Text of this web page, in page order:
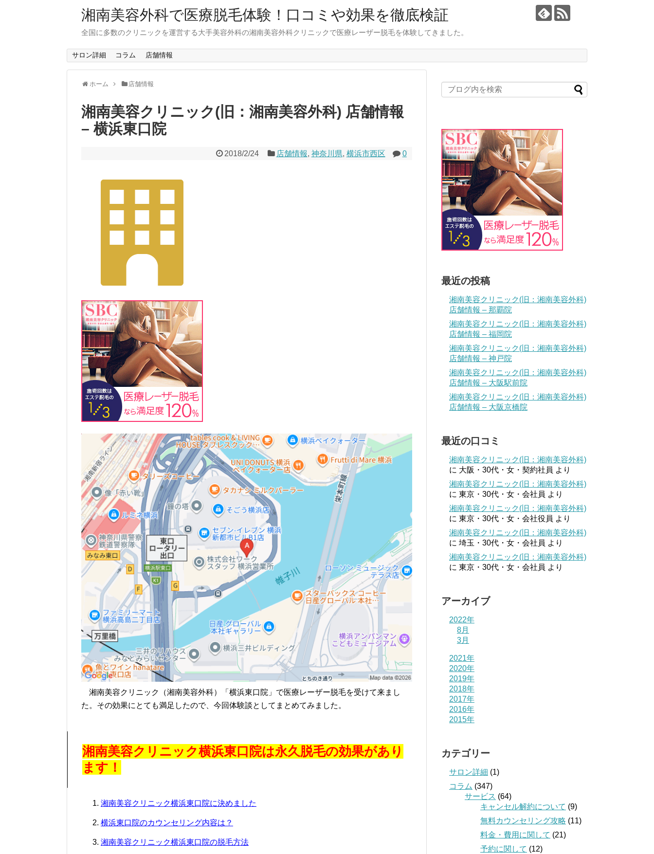
湘南美容外科で医療脱毛体験！口コミや効果を徹底検証
全国に多数のクリニックを運営する大手美容外科の湘南美容外科クリニックで医療レーザー脱毛を体験してきました。
サロン詳細 コラム 店舗情報
ホーム 店舗情報
湘南美容クリニック(旧：湘南美容外科) 店舗情報
– 横浜東口院
2018/2/24 店舗情報, 神奈川県, 横浜市西区 0
湘南美容クリニック（湘南美容外科）「横浜東口院」で医療レーザー脱毛を受けて来まし
た。その効果にとても満足したので、今回体験談としてまとめてみました。
湘南美容クリニック横浜東口院は永久脱毛の効果があり
ます！
湘南美容クリニック横浜東口院に決めました
横浜東口院のカウンセリング内容は？
湘南美容クリニック横浜東口院の脱毛方法
最近の投稿
湘南美容クリニック(旧：湘南美容外科)
店舗情報 – 那覇院
湘南美容クリニック(旧：湘南美容外科)
店舗情報 – 福岡院
湘南美容クリニック(旧：湘南美容外科)
店舗情報 – 神戸院
湘南美容クリニック(旧：湘南美容外科)
店舗情報 – 大阪駅前院
湘南美容クリニック(旧：湘南美容外科)
店舗情報 – 大阪京橋院
最近の口コミ
湘南美容クリニック(旧：湘南美容外科)
に 大阪・30代・女・契約社員 より
湘南美容クリニック(旧：湘南美容外科)
に 東京・30代・女・会社員 より
湘南美容クリニック(旧：湘南美容外科)
に 東京・30代・女・会社役員 より
湘南美容クリニック(旧：湘南美容外科)
に 埼玉・30代・女・会社員 より
湘南美容クリニック(旧：湘南美容外科)
に 東京・30代・女・会社員 より
アーカイブ
2022年
8月
3月
2021年
2020年
2019年
2018年
2017年
2016年
2015年
カテゴリー
サロン詳細 (1)
コラム (347)
サービス (64)
キャンセル解約について (9)
無料カウンセリング攻略 (11)
料金・費用に関して (21)
予約に関して (12)